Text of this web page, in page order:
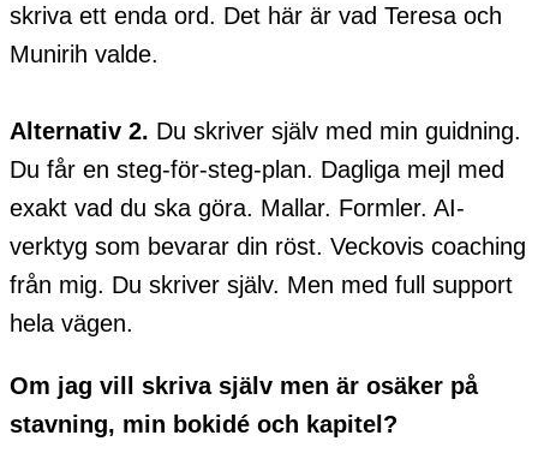
skriva ett enda ord. Det här är vad Teresa och
Munirih valde.
Alternativ 2. Du skriver själv med min guidning.
Du får en steg-för-steg-plan. Dagliga mejl med
exakt vad du ska göra. Mallar. Formler. AI-
verktyg som bevarar din röst. Veckovis coaching
från mig. Du skriver själv. Men med full support
hela vägen.
Om jag vill skriva själv men är osäker på
stavning, min bokidé och kapitel?